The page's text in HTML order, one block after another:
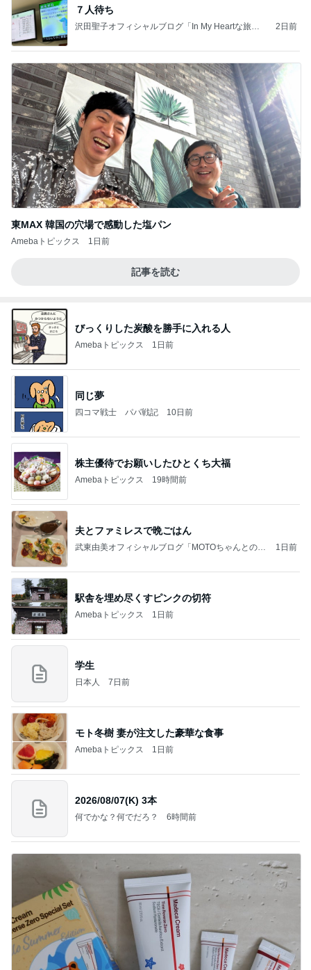
７人待ち
沢田聖子オフィシャルブログ「In My Heartな旅日
2日前
東MAX 韓国の穴場で感動した塩パン
Amebaトピックス 1日前
記事を読む
びっくりした炭酸を勝手に入れる人
Amebaトピックス 1日前
同じ夢
四コマ戦士 パパ戦記 10日前
株主優待でお願いしたひとくち大福
Amebaトピックス 19時間前
夫とファミレスで晩ごはん
武東由美オフィシャルブログ「MOTOちゃんとのは
1日前
駅舎を埋め尽くすピンクの切符
Amebaトピックス 1日前
学生
日本人 7日前
モト冬樹 妻が注文した豪華な食事
Amebaトピックス 1日前
2026/08/07(K) 3本
何でかな？何でだろ？ 6時間前